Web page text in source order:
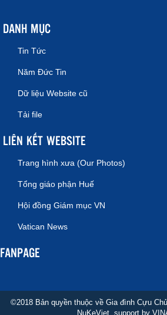
DANH MỤC
Tin Tức
Năm Đức Tin
Dữ liệu Website cũ
Tải file
LIÊN KẾT WEBSITE
Trang hình xưa (Our Photos)
Tổng giáo phận Huế
Hội đồng Giám mục VN
Vatican News
FANPAGE
©2018 Bản quyền thuộc về Gia đình Cựu
NuKeViet , support by